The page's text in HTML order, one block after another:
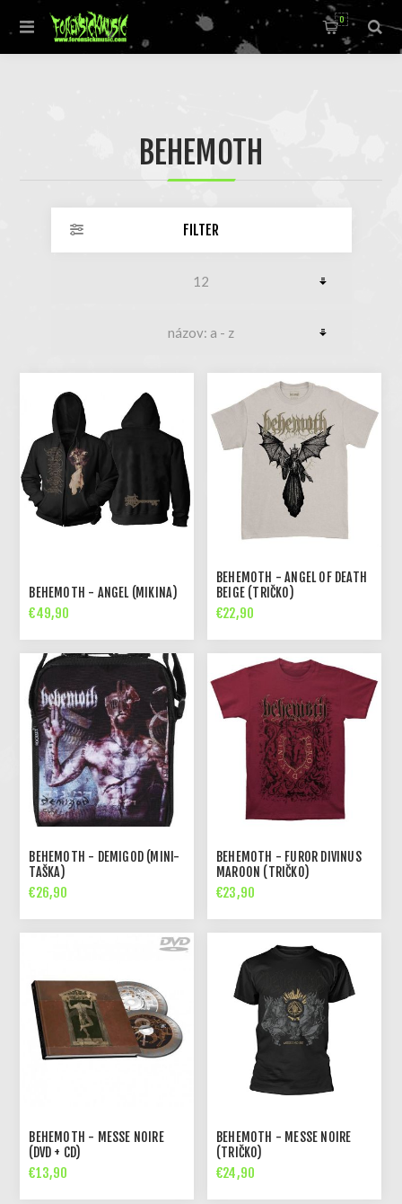
0
BEHEMOTH
FILTER
BEHEMOTH - ANGEL (MIKINA)
€49,90
BEHEMOTH - ANGEL OF DEATH
BEIGE (TRIČKO)
€22,90
BEHEMOTH - DEMIGOD (MINI-
TAŠKA)
€26,90
BEHEMOTH - FUROR DIVINUS
MAROON (TRIČKO)
€23,90
BEHEMOTH - MESSE NOIRE
(DVD + CD)
€13,90
BEHEMOTH - MESSE NOIRE
(TRIČKO)
€24,90